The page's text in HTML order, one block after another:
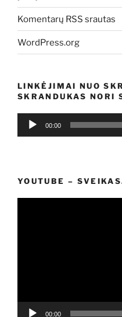
Komentarų RSS srautas
WordPress.org
LINKĖJIMAI NUO
SKRANDUKAS NORI
Audio
00:00
YOUTUBE –
00:00